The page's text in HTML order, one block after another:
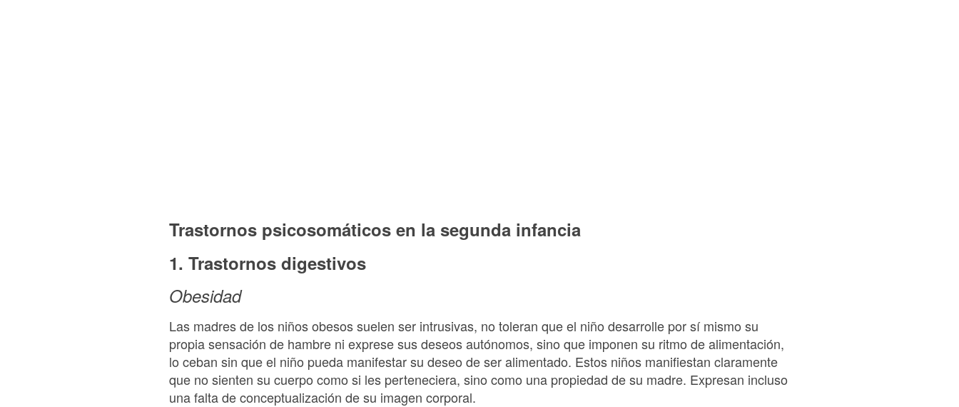
Trastornos psicosomáticos en la segunda infancia
1. Trastornos digestivos
Obesidad
Las madres de los niños obesos suelen ser intrusivas, no toleran que el niño desarrolle por sí mismo su
propia sensación de hambre ni exprese sus deseos autónomos, sino que imponen su ritmo de alimentación,
lo ceban sin que el niño pueda manifestar su deseo de ser alimentado. Estos niños manifiestan claramente
que no sienten su cuerpo como si les perteneciera, sino como una propiedad de su madre. Expresan incluso
una falta de conceptualización de su imagen corporal.